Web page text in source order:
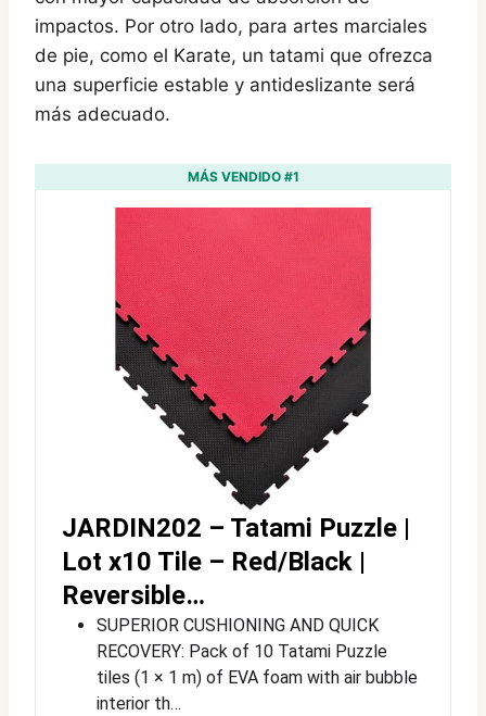
impactos. Por otro lado, para artes marciales
de pie, como el Karate, un tatami que ofrezca
una superficie estable y antideslizante será
más adecuado.
MÁS VENDIDO #1
JARDIN202 – Tatami Puzzle |
Lot x10 Tile – Red/Black |
Reversible…
SUPERIOR CUSHIONING AND QUICK
RECOVERY: Pack of 10 Tatami Puzzle
tiles (1 × 1 m) of EVA foam with air bubble
interior th…